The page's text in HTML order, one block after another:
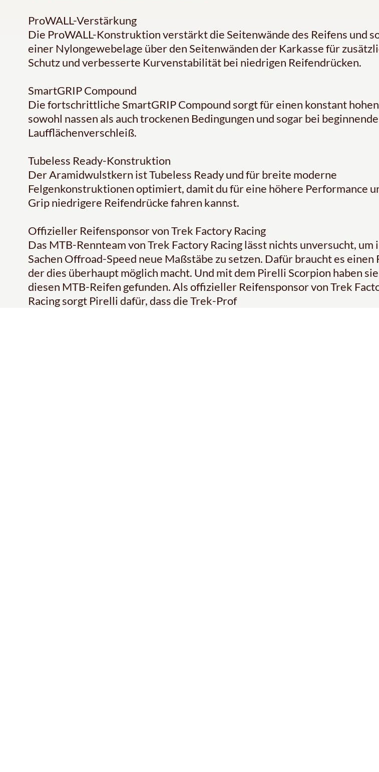
ProWALL-Verstärkung
Die ProWALL-Konstruktion verstärkt die Seitenwände des Reifens und
einer Nylongewebelage über den Seitenwänden der Karkasse für
Schutz und verbesserte Kurvenstabilität bei niedrigen Reifendrücken.
SmartGRIP Compound
Die fortschrittliche SmartGRIP Compound sorgt für einen konstant
sowohl nassen als auch trockenen Bedingungen und sogar bei
Laufflächenverschleiß.
Tubeless Ready-Konstruktion
Der Aramidwulstkern ist Tubeless Ready und für breite moderne
Felgenkonstruktionen optimiert, damit du für eine höhere Performance
Grip niedrigere Reifendrücke fahren kannst.
Offizieller Reifensponsor von Trek Factory Racing
Das MTB-Rennteam von Trek Factory Racing lässt nichts unversucht, um
Sachen Offroad-Speed neue Maßstäbe zu setzen. Dafür braucht es einen
der dies überhaupt möglich macht. Und mit dem Pirelli Scorpion haben
diesen MTB-Reifen gefunden. Als offizieller Reifensponsor von Trek
Racing sorgt Pirelli dafür, dass die Trek-Prof